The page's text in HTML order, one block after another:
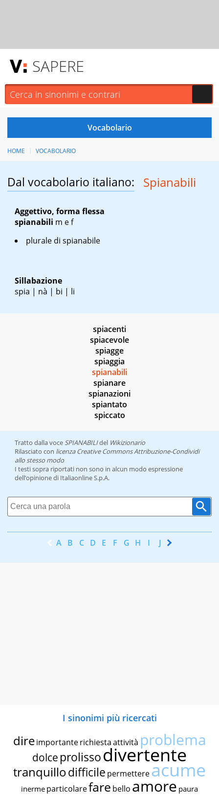
SAPERE
HOME VOCABOLARIO
Dal vocabolario italiano: Spianabili
Aggettivo, forma flessa
spianabili m ef
plurale di spianabile
Sillabazione
spia | nà | bi | li
spiacenti
spiacevole
spiagge
spiaggia
spianabili
spianare
spianazioni
spiantato
spiccato
Tratto dalla voce SPIANABILIdel Wikizionario
Rilasciato con licenza Creative Commons Attribuzione-Condividi
allo stesso modo
I testi sopra riportati non sono in alcun modo espressione
dell’opinione di Italiaonline S.p.A.
A B C D E F G H I J K
I sinonimi più ricercati
dire importante richiestaattività problema
dolce prolissodivertente
tranquillodifficile permettereacume
inerme particolarefare bello amore paura